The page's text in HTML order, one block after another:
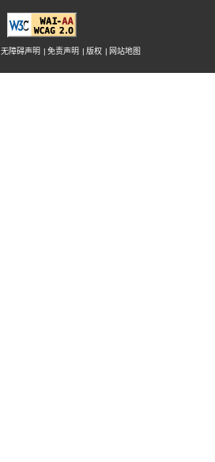
无障碍声明 | 免责声明 | 版权 | 网站地图